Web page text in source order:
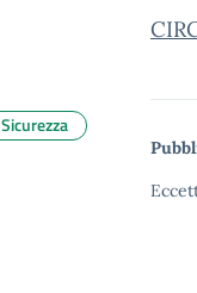
Sicurezza